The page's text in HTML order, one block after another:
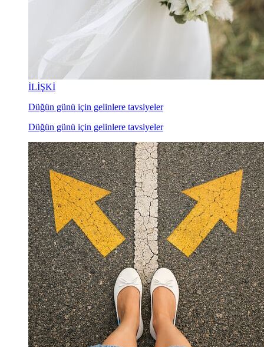
İLİŞKİ
Düğün günü için gelinlere tavsiyeler
Düğün günü için gelinlere tavsiyeler